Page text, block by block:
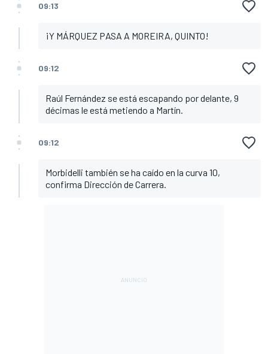
09:13
¡Y MÁRQUEZ PASA A MOREIRA, QUINTO!
09:12
Raúl Fernández se está escapando por delante, 9
décimas le está metiendo a Martín.
09:12
Morbidelli también se ha caído en la curva 10,
confirma Dirección de Carrera.